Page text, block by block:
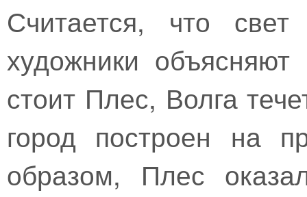
Считается, что
художники
стоит Плес, Волга
город построен на
образом, Плес